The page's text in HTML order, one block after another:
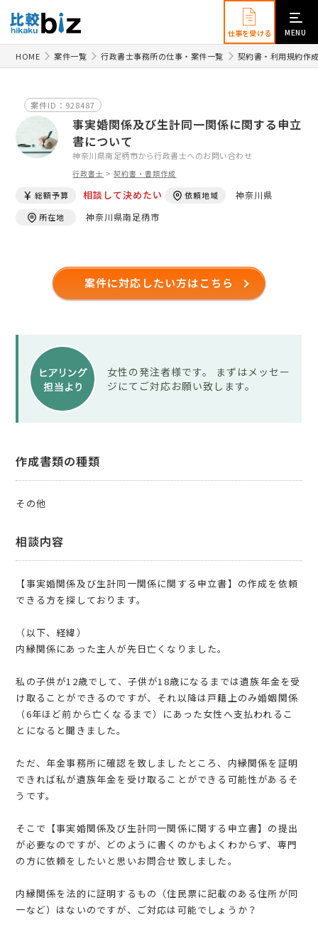
仕事を受ける MENU
HOME 案件一覧 行政書士事務所の仕事・案件一覧 契約書・利用規約作
案件ID：928487
事実婚関係及び生計同一関係に関する申立
書について
神奈川県南足柄市から行政書士へのお問い合わせ
行政書士 >契約書・書類作成
総額予算 相談して決めたい 依頼地域 神奈川県
所在地 神奈川県南足柄市
案件に対応したい方はこちら
女性の発注者様です。 まずはメッセー
ジにてご対応お願い致します。
作成書類の種類
その他
相談内容
【事実婚関係及び生計同一関係に関する申立書】の作成を依頼
できる方を探しております。
（以下、経緯）
内縁関係にあった主人が先日亡くなりました。
私の子供が12歳でして、子供が18歳になるまでは遺族年金を受
け取ることができるのですが、それ以降は戸籍上のみ婚姻関係
（6年ほど前から亡くなるまで）にあった女性へ支払われるこ
とになると聞きました。
ただ、年金事務所に確認を致しましたところ、内縁関係を証明
できれば私が遺族年金を受け取ることができる可能性があるそ
うです。
そこで【事実婚関係及び生計同一関係に関する申立書】の提出
が必要なのですが、どのように書くのかもよくわからず、専門
の方に依頼をしたいと思いお問合せ致しました。
内縁関係を法的に証明するもの（住民票に記載のある住所が同
一など）はないのですが、ご対応は可能でしょうか？